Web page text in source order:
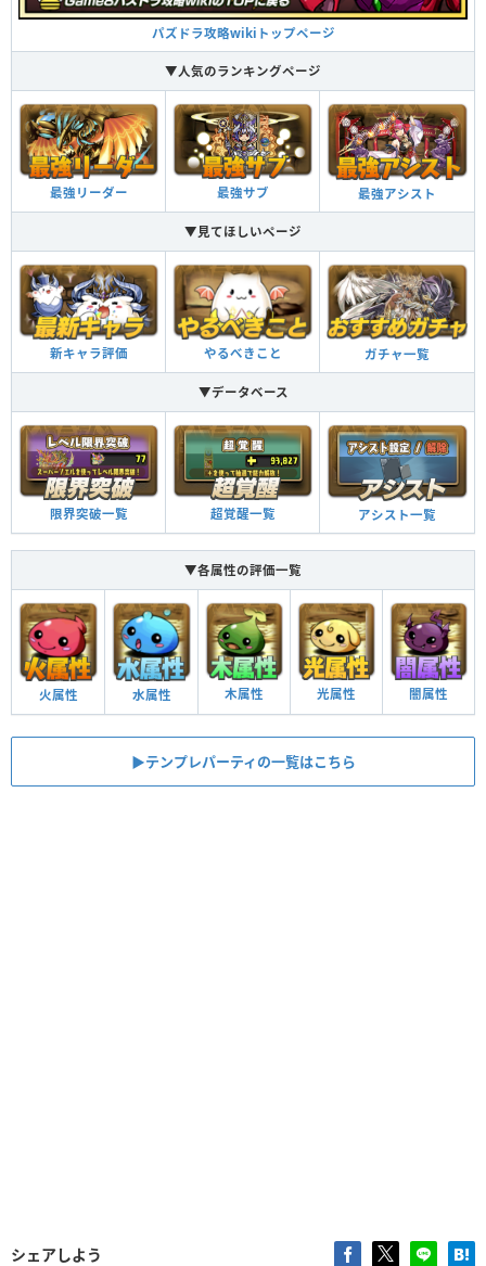
パズドラ攻略wikiトップページ
▼人気のランキングページ
最強リーダー 最強サブ 最強アシスト
▼見てほしいページ
新キャラ評価 やるべきこと ガチャ一覧
▼データベース
限界突破一覧 超覚醒一覧 アシスト一覧
▼各属性の評価一覧
火属性 水属性 木属性 光属性 闇属性
▶︎テンプレパーティの一覧はこちら
シェアしよう